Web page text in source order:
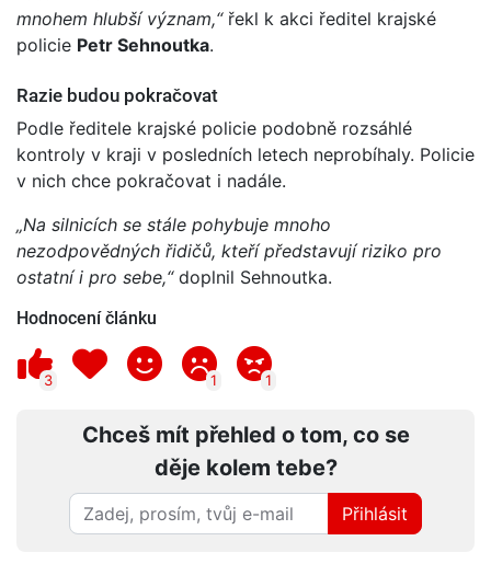
mnohem hlubší význam,“řekl k akci ředitel krajské
policie Petr Sehnoutka.
Razie budou pokračovat
Podle ředitele krajské policie podobně rozsáhlé
kontroly v kraji v posledních letech neprobíhaly. Policie
v nich chce pokračovat i nadále.
„Na silnicích se stále pohybuje mnoho
nezodpovědných řidičů, kteří představují riziko pro
ostatní i pro sebe,“doplnil Sehnoutka.
Hodnocení článku
3 1 1
Chceš mít přehled o tom, co se
děje kolem tebe?
Přihlásit